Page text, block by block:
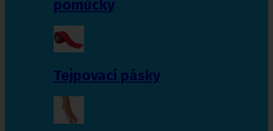
pomůcky
Tejpovací pásky